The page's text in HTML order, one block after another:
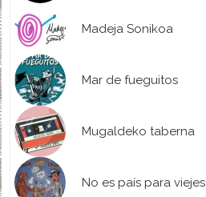
Madeja Sonikoa
Mar de fueguitos
Mugaldeko taberna
No es país para viejes